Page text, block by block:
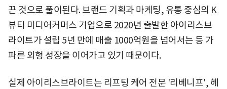
끈 것으로 풀이된다. 브랜드 기획과 마케팅, 유통 중심의 K
뷰티 미디어커머스 기업으로 2020년 출발한 아이리스브
라이트가 설립 5년 만에 매출 1000억원을 넘어서는 등 가
파른 외형 성장을 이어가고 있기 때문이다.
실제 아이리스브라이트는 리프팅 케어 전문 '리베니프', 헤